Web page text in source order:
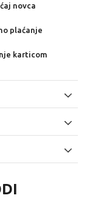
novca
plaćanje
karticom